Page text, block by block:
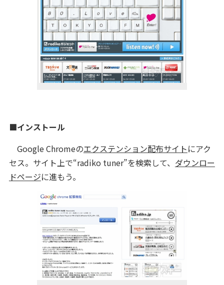
■インストール
Google Chromeのエクステンション配布サイトにアク
セス。サイト上で“radiko tuner”を検索して、 ダウンロー
ドページに進もう。